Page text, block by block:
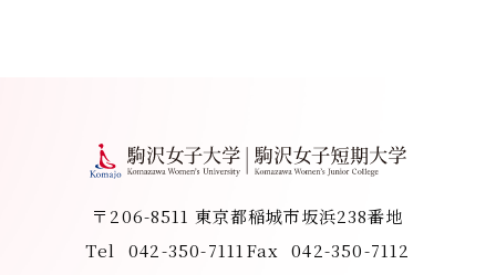
〒206-8511 東京都稲城市坂浜238番地
Tel
042-350-7111 Fax 042-350-7112